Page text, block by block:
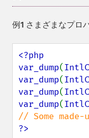
例1 さまざまなプロ
<?php
var_dump(
var_dump(
var_dump(
var_dump(
?>